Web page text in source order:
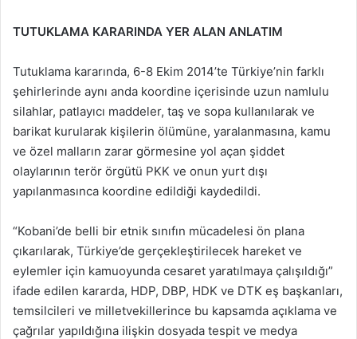
TUTUKLAMA KARARINDA YER ALAN ANLATIM
Tutuklama kararında, 6-8 Ekim 2014’te Türkiye’nin farklı
şehirlerinde aynı anda koordine içerisinde uzun namlulu
silahlar, patlayıcı maddeler, taş ve sopa kullanılarak ve
barikat kurularak kişilerin ölümüne, yaralanmasına, kamu
ve özel malların zarar görmesine yol açan şiddet
olaylarının terör örgütü PKK ve onun yurt dışı
yapılanmasınca koordine edildiği kaydedildi.
“Kobani’de belli bir etnik sınıfın mücadelesi ön plana
çıkarılarak, Türkiye’de gerçekleştirilecek hareket ve
eylemler için kamuoyunda cesaret yaratılmaya çalışıldığı”
ifade edilen kararda, HDP, DBP, HDK ve DTK eş başkanları,
temsilcileri ve milletvekillerince bu kapsamda açıklama ve
çağrılar yapıldığına ilişkin dosyada tespit ve medya